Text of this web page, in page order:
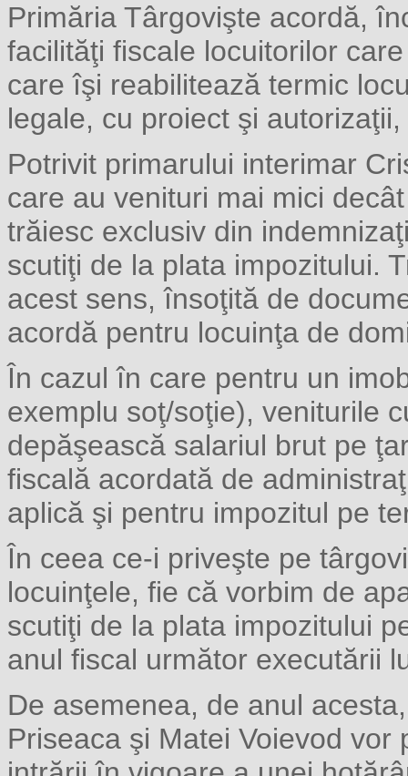
Primăria Târgovişte acordă,
facilităţi fiscale locuitorilor
care îşi reabilitează termic
legale, cu proiect şi
Potrivit primarului interimar
care au venituri mai mici
trăiesc exclusiv din
scutiţi de la plata impozitului.
acest sens, însoţită de
acordă pentru locuinţa de
În cazul în care pentru un
exemplu soţ/soţie), veniturile
depăşească salariul brut pe
fiscală acordată de
aplică şi pentru impozitul pe
În ceea ce-i priveşte pe
locuinţele, fie că vorbim de
scutiţi de la plata impozitului
anul fiscal următor executării
De asemenea, de anul
Priseaca şi Matei Voievod